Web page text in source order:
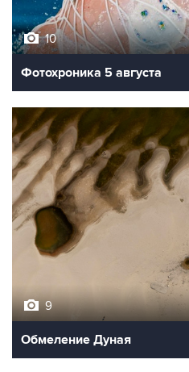
10
Фотохроника 5 августа
9
Обмеление Дуная